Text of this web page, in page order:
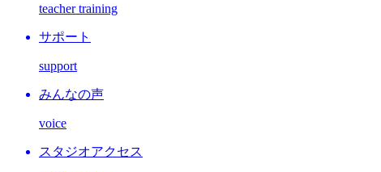
teacher training
サポート
support
みんなの声
voice
スタジオアクセス